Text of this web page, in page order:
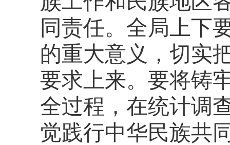
同责任。全局上下
的重大意义，切实
要求上来。要将铸
全过程，在统计调
觉践行中华民族共